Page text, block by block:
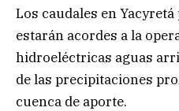
Los caudales en
estarán acordes a la
hidroeléctricas aguas
de las precipitaciones
cuenca de aporte.